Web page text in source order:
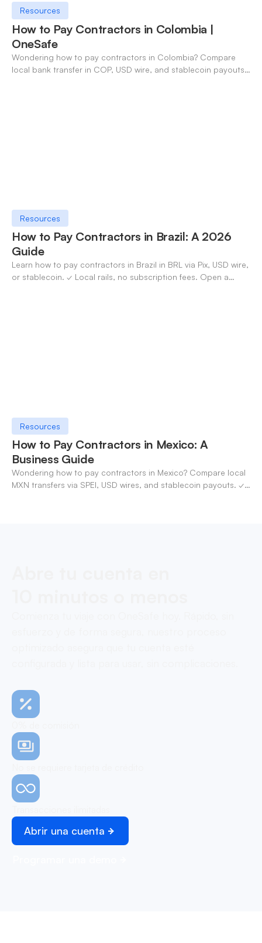
Resources
How to Pay Contractors in Colombia |
OneSafe
Wondering how to pay contractors in Colombia? Compare
local bank transfer in COP, USD wire, and stablecoin payouts.
Resources
How to Pay Contractors in Brazil: A 2026
Guide
Learn how to pay contractors in Brazil in BRL via Pix, USD wire,
or stablecoin. ✓ Local rails, no subscription fees. Open a
Resources
How to Pay Contractors in Mexico: A
Business Guide
Wondering how to pay contractors in Mexico? Compare local
MXN transfers via SPEI, USD wires, and stablecoin payouts. ✓
Abrir una cuenta